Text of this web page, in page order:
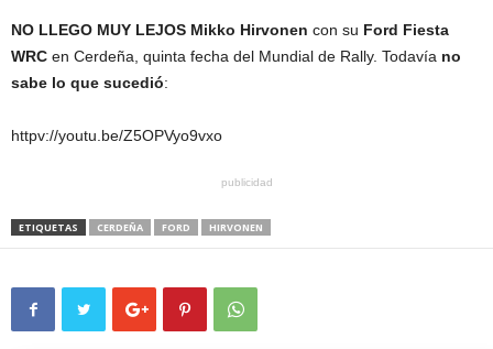
NO LLEGO MUY LEJOS Mikko Hirvonen con su Ford Fiesta
WRC en Cerdeña, quinta fecha del Mundial de Rally. Todavía no
sabe lo que sucedió:
httpv://youtu.be/Z5OPVyo9vxo
publicidad
ETIQUETAS CERDEÑA FORD HIRVONEN